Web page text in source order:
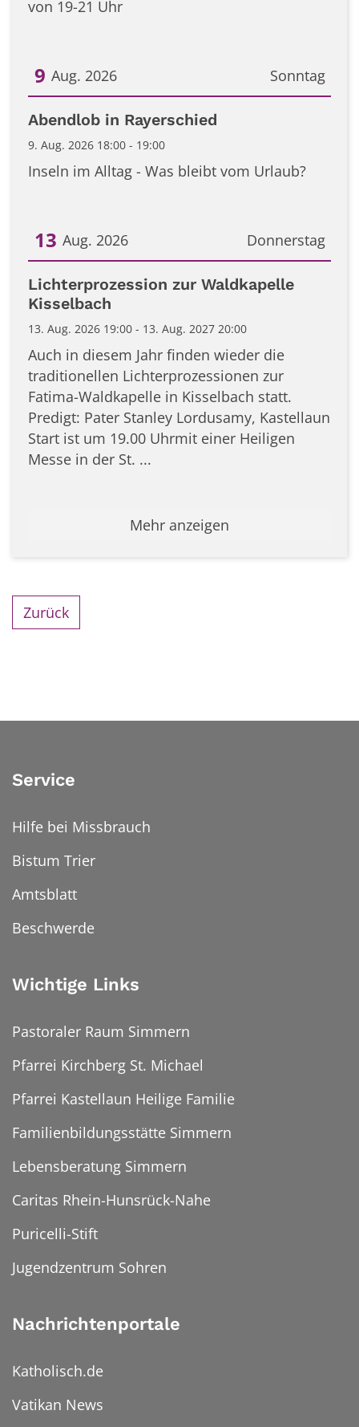
von 19-21 Uhr
Sonntag
9 Aug. 2026
Datum: 9. August 2026
Abendlob in Rayerschied
9. Aug. 2026 18:00 - 19:00
Inseln im Alltag - Was bleibt vom Urlaub?
Donnerstag
13 Aug. 2026
Datum: 13. August 2026
Lichterprozession zur Waldkapelle
Kisselbach
13. Aug. 2026 19:00 - 13. Aug. 2027 20:00
Auch in diesem Jahr finden wieder die
traditionellen Lichterprozessionen zur
Fatima-Waldkapelle in Kisselbach statt.
Predigt: Pater Stanley Lordusamy, Kastellaun
Start ist um 19.00 Uhrmit einer Heiligen
Messe in der St. ...
Mehr anzeigen
Zurück
Service
Hilfe bei Missbrauch
Bistum Trier
Amtsblatt
Beschwerde
Wichtige Links
Pastoraler Raum Simmern
Pfarrei Kirchberg St. Michael
Pfarrei Kastellaun Heilige Familie
Familienbildungsstätte Simmern
Lebensberatung Simmern
Caritas Rhein-Hunsrück-Nahe
Puricelli-Stift
Jugendzentrum Sohren
Nachrichtenportale
Katholisch.de
Vatikan News